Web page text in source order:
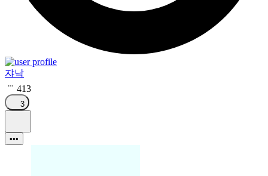
쟈낙
413
3
•••